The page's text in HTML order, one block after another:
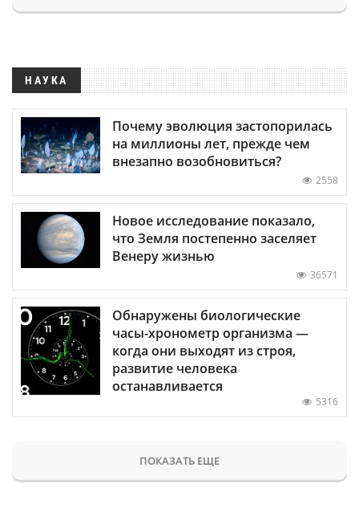
НАУКА
Почему эволюция застопорилась
на миллионы лет, прежде чем
внезапно возобновиться?
2558
Новое исследование показало,
что Земля постепенно заселяет
Венеру жизнью
36571
Обнаружены биологические
часы-хронометр организма —
когда они выходят из строя,
развитие человека
останавливается
5316
ПОКАЗАТЬ ЕЩЕ